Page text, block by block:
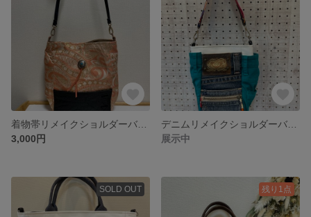
3,000円
展示中
SOLD OUT 残り1点